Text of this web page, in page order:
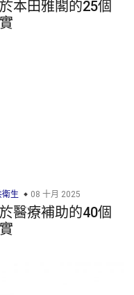
本田雅閣的25個
衛生 08 十月 2025
醫療補助的40個